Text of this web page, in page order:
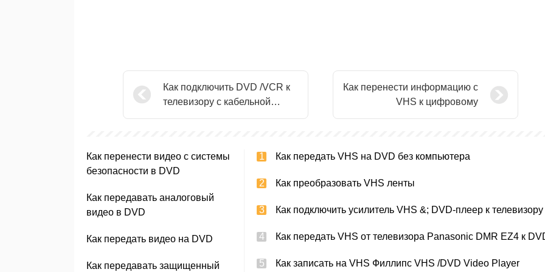
Как подключить DVD /VCR к
телевизору с кабельной
приставки
Как перенести информацию с
VHS к цифровому
Как перенести видео с системы
безопасности в DVD
Как передавать аналоговый
видео в DVD
Как передать видео на DVD
Как передавать защищенный
Как передать VHS на DVD без компьютера
Как преобразовать VHS ленты
Как подключить усилитель VHS &; DVD-плеер к телевизору
Как передать VHS от телевизора Panasonic DMR EZ4 к
Как записать на VHS Филлипс VHS /DVD Video Player